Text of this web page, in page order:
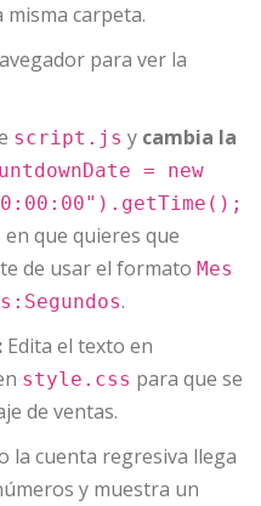
misma carpeta.
para ver la
script.js y cambia la
= new
que quieres que
de usar el formato Mes
.
Edita el texto en
style.css para que se
de ventas.
la cuenta regresiva llega
y muestra un